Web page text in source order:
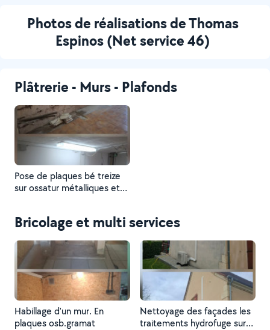
Photos de réalisations de Thomas
Espinos (Net service 46)
Plâtrerie - Murs - Plafonds
Pose de plaques bé treize
sur ossatur métalliques et
Bricolage et multi services
Habillage d'un mur. En
plaques osb.gramat
Nettoyage des façades les
traitements hydrofuge sur